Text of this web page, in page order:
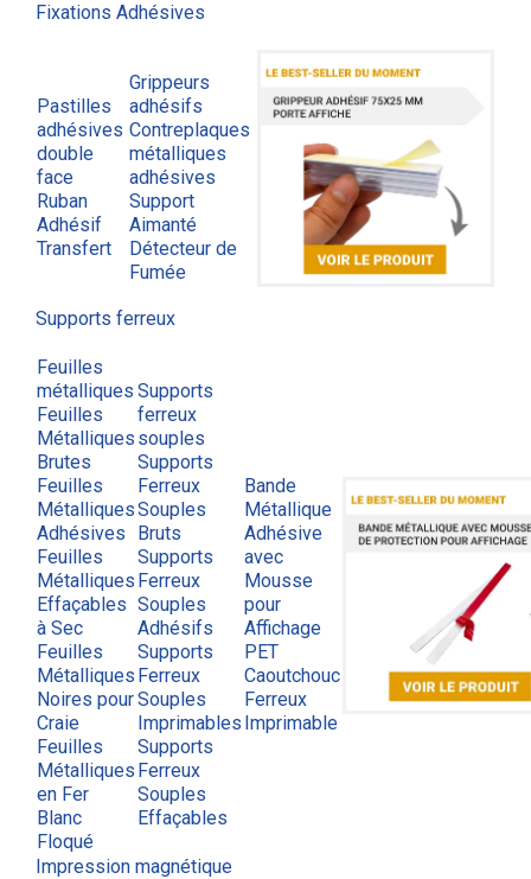
Fixations Adhésives
Pastilles
adhésives
double
face
Ruban
Adhésif
Transfert
Grippeurs
adhésifs
Contreplaques
métalliques
adhésives
Support
Aimanté
Détecteur de
Fumée
Supports ferreux
Feuilles
métalliques
Feuilles
Métalliques
Brutes
Feuilles
Métalliques
Adhésives
Feuilles
Métalliques
Effaçables
à Sec
Feuilles
Métalliques
Noires pour
Craie
Feuilles
Métalliques
en Fer
Blanc
Floqué
Supports
ferreux
souples
Supports
Ferreux
Souples
Bruts
Supports
Ferreux
Souples
Adhésifs
Supports
Ferreux
Souples
Imprimables
Supports
Ferreux
Souples
Effaçables
Bande
Métallique
Adhésive
avec
Mousse
pour
Affichage
PET
Caoutchouc
Ferreux
Imprimable
Impression magnétique